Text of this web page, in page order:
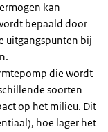
kan
bepaald door
uitgangspunten bij
die wordt
soorten
op het milieu. Dit
hoe lager het